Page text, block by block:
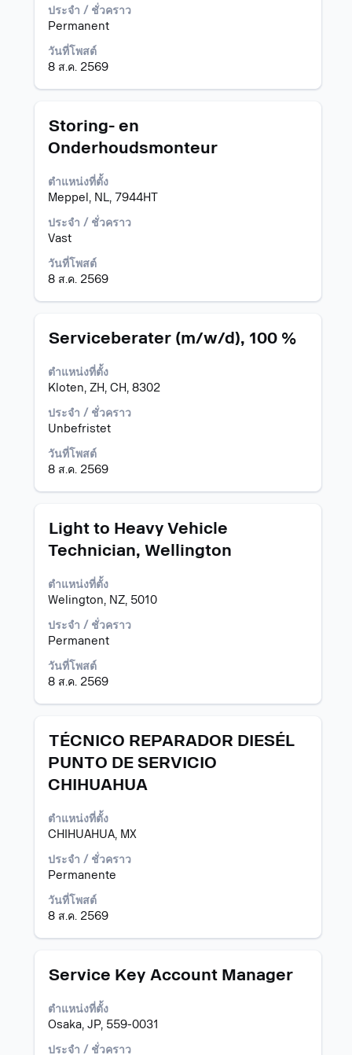
เลือก
ละเอียด
ประจำ / ชั่วคราว
Permanent
วันที่โพสต์
8 ส.ค. 2569
เพื่อ
ดู
เนื้อหา
แบบ
เต็ม
ของ
งาน
ตำแหน่ง
Storing- en
Onderhoudsmonteur
ตำแหน่งที่ตั้ง
Meppel, NL, 7944HT
ประจำ / ชั่วคราว
Vast
วันที่โพสต์
8 ส.ค. 2569
เลือก
ใช้
Bar
เพื่อ
ดู
เนื้อหา
เต็ม
ของ
ตำแหน่ง
Serviceberater (m/w/d), 100 %
ตำแหน่งที่ตั้ง
Kloten, ZH, CH, 8302
ประจำ / ชั่วคราว
Unbefristet
วันที่โพสต์
8 ส.ค. 2569
เลือก
ใช้
Space
เพื่อ
ดู
เนื้อหา
แบบ
เต็ม
ของ
งาน
ตำแหน่ง
Light to Heavy Vehicle
Technician, Wellington
ตำแหน่งที่ตั้ง
Welington, NZ, 5010
ประจำ / ชั่วคราว
Permanent
วันที่โพสต์
8 ส.ค. 2569
เลือก
โดย
ใช้
Bar
เพื่อ
ดู
เนื้อหา
เต็ม
ของ
ตำแหน่ง
TÉCNICO REPARADOR DIESÉL
PUNTO DE SERVICIO
CHIHUAHUA
ตำแหน่งที่ตั้ง
CHIHUAHUA, MX
ประจำ / ชั่วคราว
Permanente
วันที่โพสต์
8 ส.ค. 2569
เลือก
ใช้
Space
เพื่อ
ดู
แบบ
เต็ม
ของ
ข้อมูล
ตำแหน่ง
Service Key Account Manager
ตำแหน่งที่ตั้ง
Osaka, JP, 559-0031
ประจำ / ชั่วคราว
เลือก
ใช้
Space
เพื่อ